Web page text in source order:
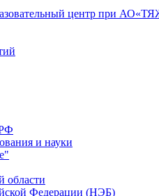
центр при
и науки
области
Федерации (НЭБ)